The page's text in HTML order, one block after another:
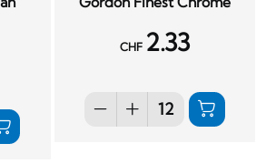
CHF 2.33